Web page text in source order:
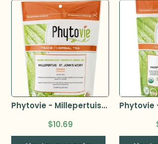
Phytovie - Millepertuis – St-John’s wort 25 sachets
$10.69